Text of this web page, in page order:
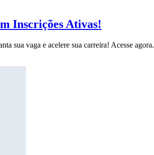
Inscrições Ativas!
sua vaga e acelere sua carreira! Acesse agora.